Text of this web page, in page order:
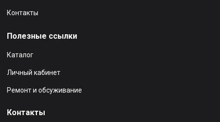
Контакты
Полезные ссылки
Каталог
Личный кабинет
Ремонт и обсуживание
Контакты